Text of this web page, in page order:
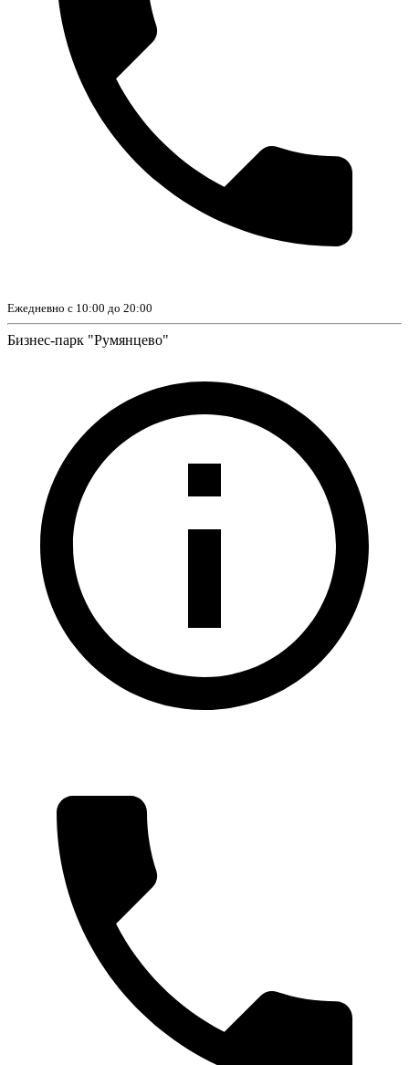
Ежедневно с 10:00 до 20:00
Бизнес-парк "Румянцево"